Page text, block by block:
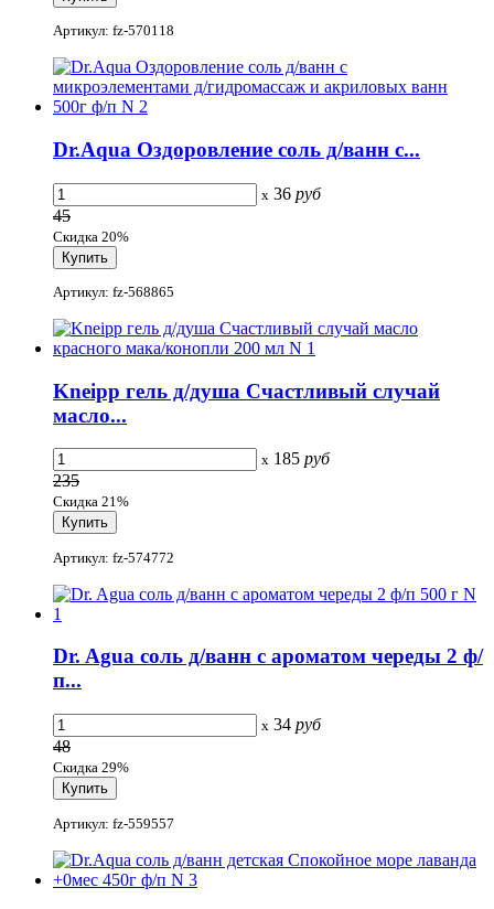
Артикул: fz-570118
Dr.Aqua Оздоровление соль д/ванн с...
x 36 руб
45
Скидка 20%
Артикул: fz-568865
Kneipp гель д/душа Счастливый случай
масло...
x 185 руб
235
Скидка 21%
Артикул: fz-574772
Dr. Agua соль д/ванн с ароматом череды 2 ф/
п...
x 34 руб
48
Скидка 29%
Артикул: fz-559557